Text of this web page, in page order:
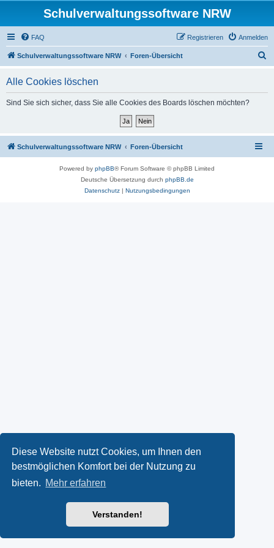
Diese Website nutzt Cookies, um Ihnen den
bestmöglichen Komfort bei der Nutzung zu
bieten. Mehr erfahren
Verstanden!
Schulverwaltungssoftware NRW
FAQ Anmelden
Registrieren
Schulverwaltungssoftware NRW Foren-Übersicht
Alle Cookies löschen
Sind Sie sich sicher, dass Sie alle Cookies des Boards löschen möchten?
Schulverwaltungssoftware NRW Foren-Übersicht
Powered by phpBB® Forum Software © phpBB Limited
Deutsche Übersetzung durch phpBB.de
Datenschutz| Nutzungsbedingungen